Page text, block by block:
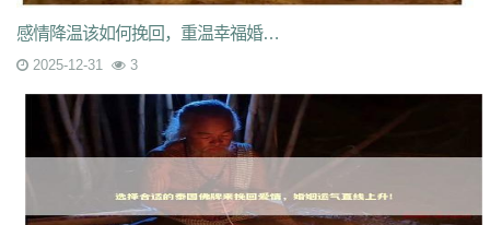
感情降温该如何挽回，重温幸福婚姻之道！
2025-12-31 3